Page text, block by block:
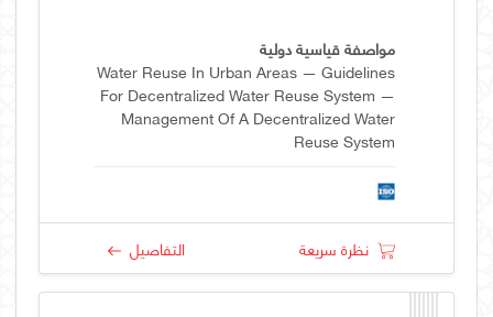
مواصفة قياسية دولية
Water Reuse In Urban Areas — Guidelines
For Decentralized Water Reuse System —
Management Of A Decentralized Water
Reuse System
نظرة سريعة التفاصيل